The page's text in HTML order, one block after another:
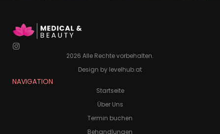
2026 Alle Rechte vorbehalten.
Design by levelhub.at
NAVIGATION
Startseite
Über Uns
Termin buchen
Behandlungen